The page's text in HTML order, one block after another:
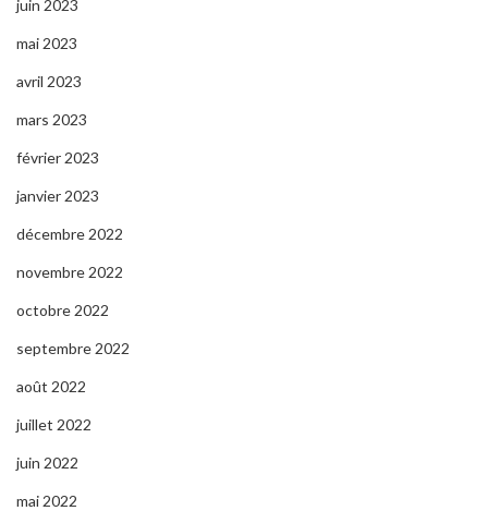
juin 2023
mai 2023
avril 2023
mars 2023
février 2023
janvier 2023
décembre 2022
novembre 2022
octobre 2022
septembre 2022
août 2022
juillet 2022
juin 2022
mai 2022